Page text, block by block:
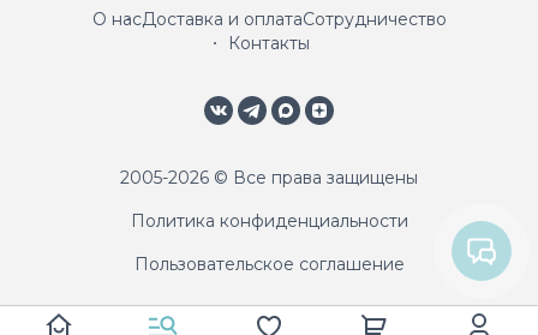
О насДоставка и оплатаСотрудничество
Контакты
2005-2026 © Все права защищены
Политика конфиденциальности
Пользовательское соглашение